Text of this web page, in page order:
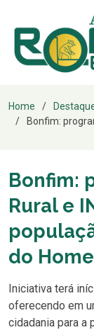
Home
Bonfim:
Bonfim:
Rural e
do
Iniciativa terá
oferecendo em
cidadania para a